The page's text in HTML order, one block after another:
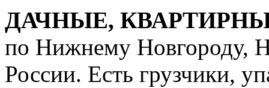
ДАЧНЫЕ,
по Нижнему Новгороду,
России. Есть грузчики,